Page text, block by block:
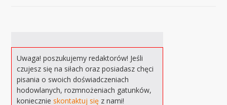
Uwaga! poszukujemy redaktorów! Jeśli
czujesz się na siłach oraz posiadasz chęci
pisania o swoich doświadczeniach
hodowlanych, rozmnożeniach gatunków,
koniecznieskontaktuj się z nami!